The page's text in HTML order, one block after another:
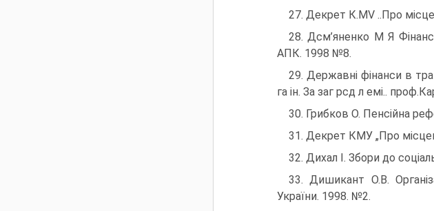
27. Декрет К.MV ..Про
28. Дсм’яненко М Я
АПК. 1998 №8.
29. Державні фінанси в
га ін. За заг рсд л емі..
30. Грибков О. Пенсійна
31. Декрет КМУ „Про
32. Дихал І. Збори до
33. Дишикант О.В.
України. 1998. №2.